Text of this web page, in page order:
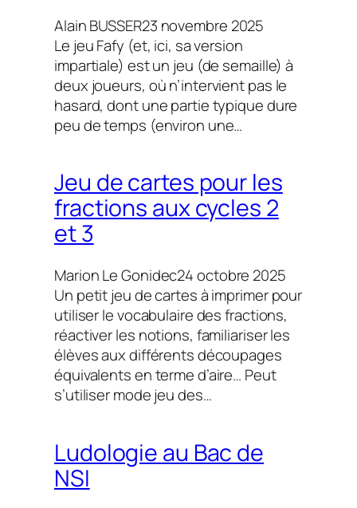
Alain BUSSER23 novembre 2025
Le jeu Fafy (et, ici, sa version
impartiale) est un jeu (de semaille) à
deux joueurs, où n’intervient pas le
hasard, dont une partie typique dure
peu de temps (environ une…
Jeu de cartes pour les
fractions aux cycles 2
et 3
Marion Le Gonidec24 octobre 2025
Un petit jeu de cartes à imprimer pour
utiliser le vocabulaire des fractions,
réactiver les notions, familiariser les
élèves aux différents découpages
équivalents en terme d’aire… Peut
s’utiliser mode jeu des…
Ludologie au Bac de
NSI